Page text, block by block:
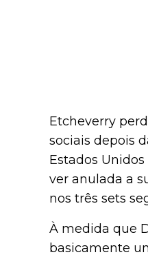
Etcheverry
sociais depois
Estados
ver anulada a
nos três sets
À medida que
basicamente